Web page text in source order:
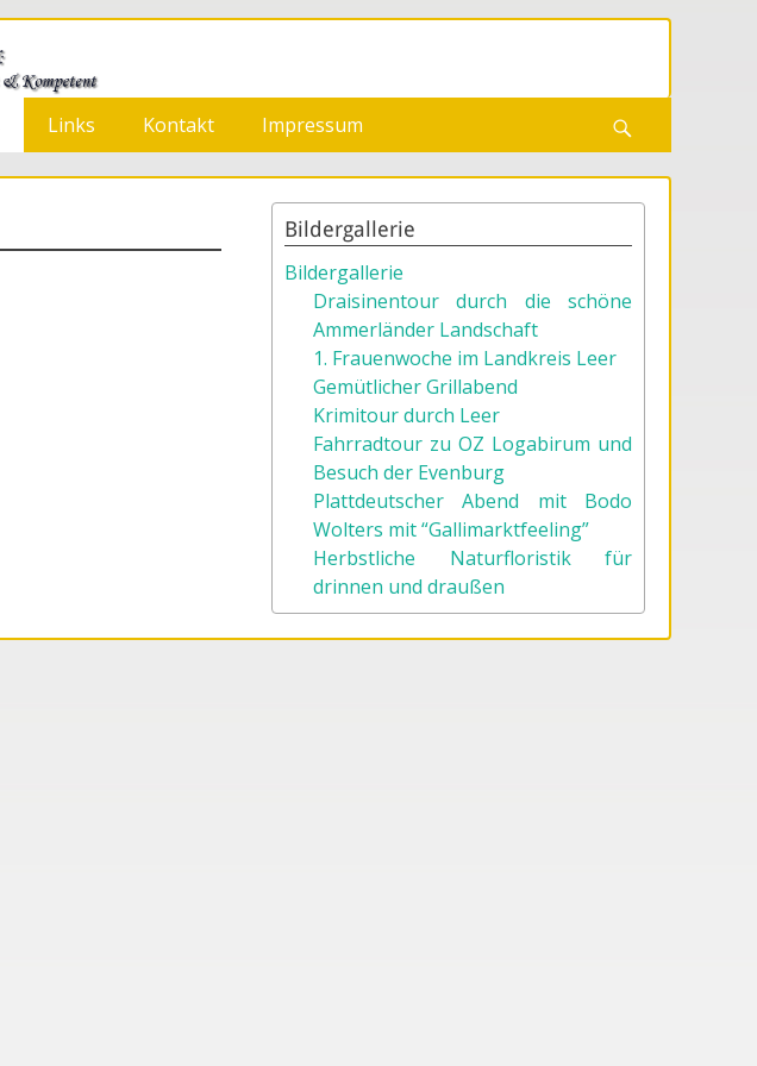
Links Kontakt Impressum
Bildergallerie
Bildergallerie
Draisinentour durch die schöne
Ammerländer Landschaft
1. Frauenwoche im Landkreis Leer
Gemütlicher Grillabend
Krimitour durch Leer
Fahrradtour zu OZ Logabirum und
Besuch der Evenburg
Plattdeutscher Abend mit Bodo
Wolters mit “Gallimarktfeeling”
Herbstliche Naturfloristik für
drinnen und draußen